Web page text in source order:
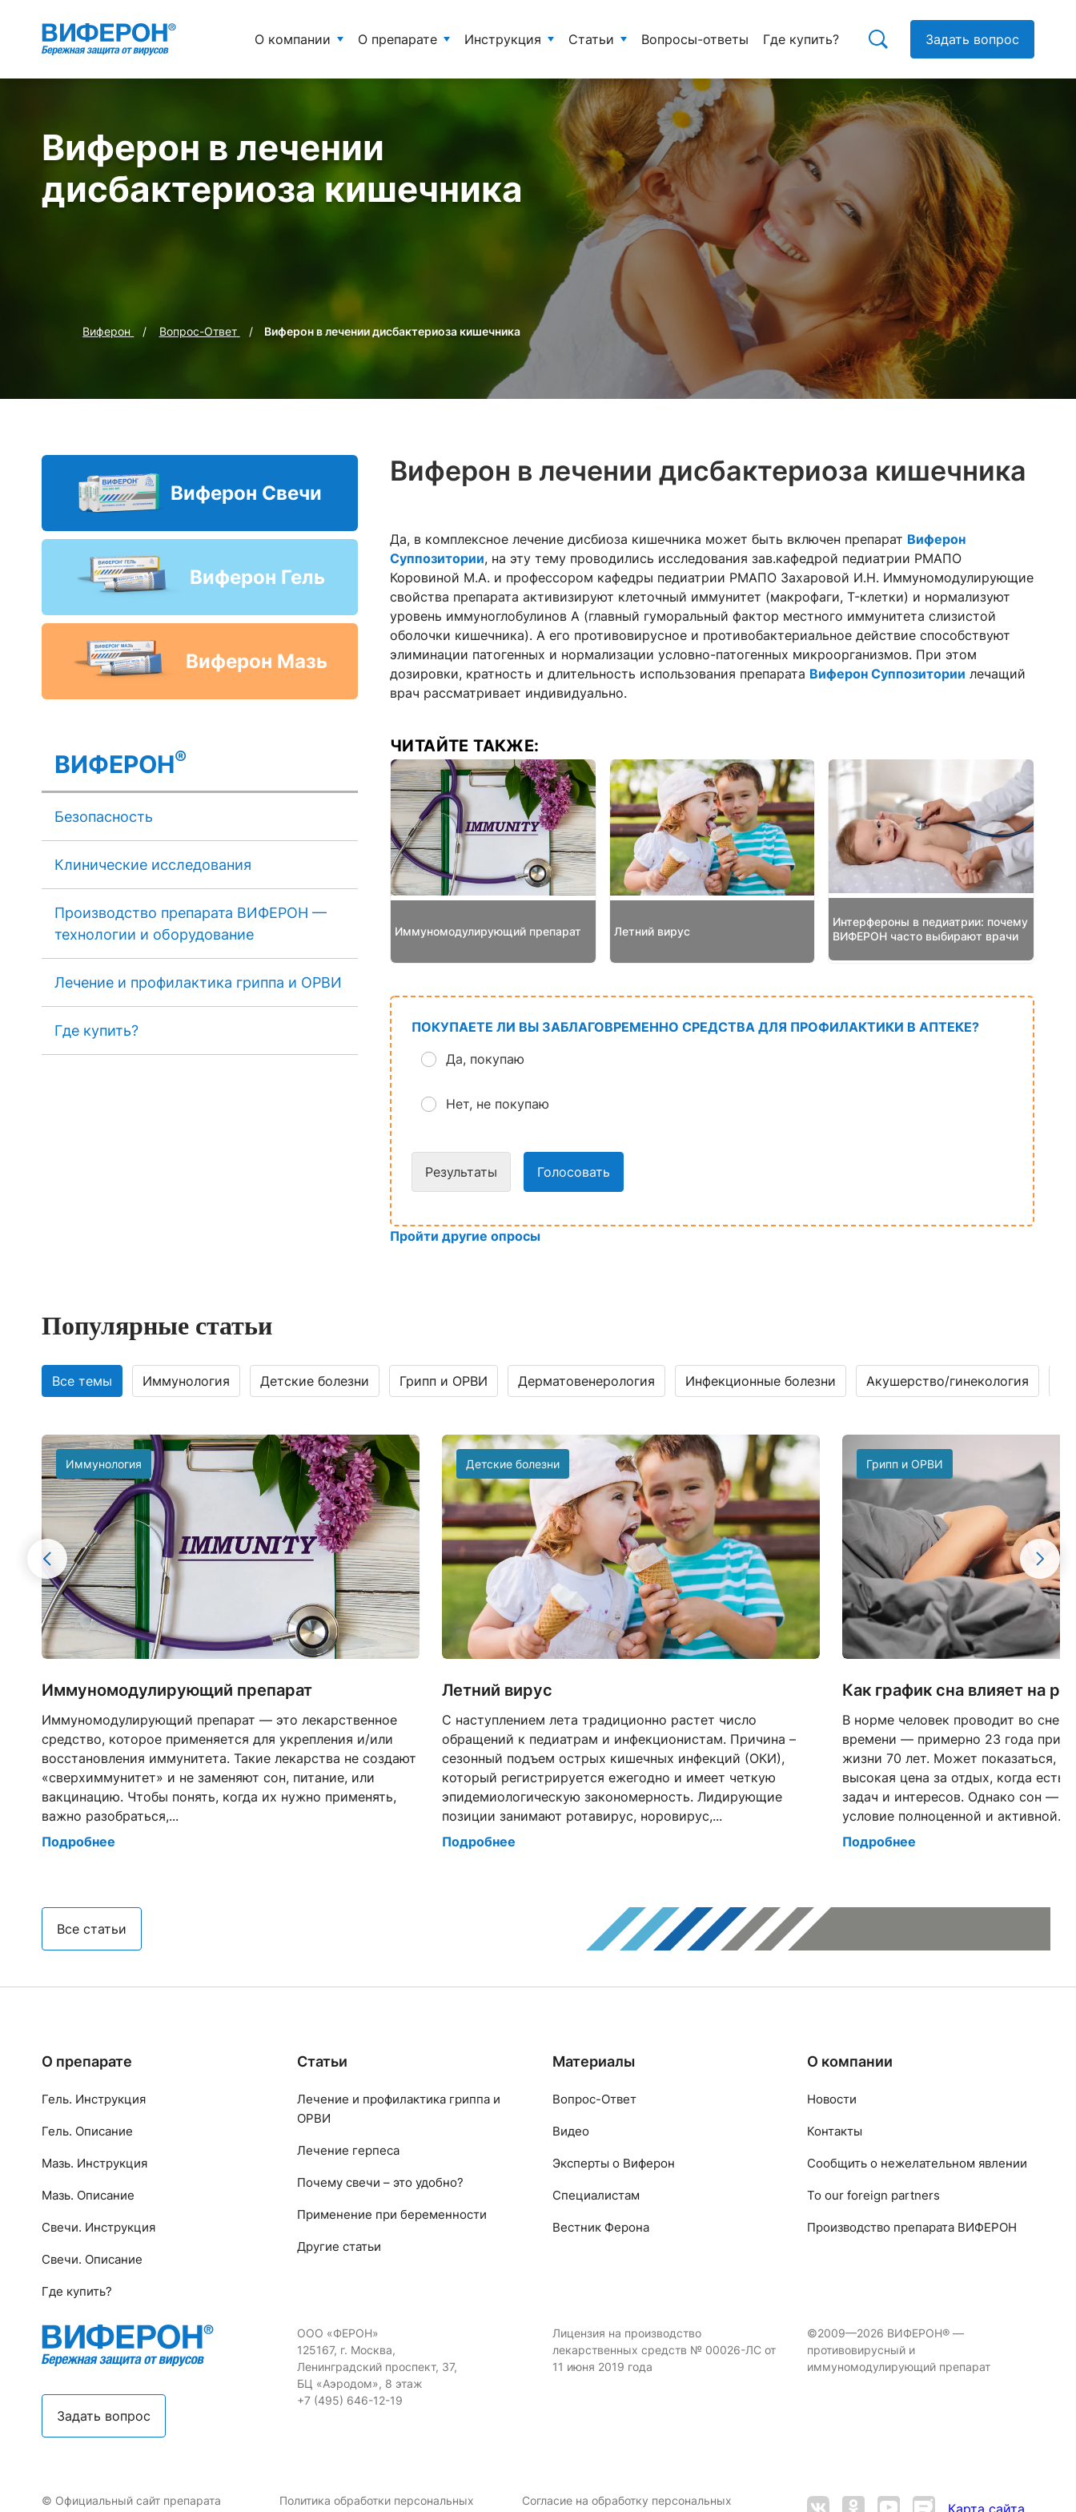
О компании О препарате Инструкция Статьи Вопросы-ответы Где купить? Задать вопрос
Виферон в лечении
дисбактериоза кишечника
Виферон Вопрос-Ответ Виферон в лечении дисбактериоза кишечника
Виферон Свечи
Виферон Гель
Виферон Мазь
ВИФЕРОН®
Безопасность
Клинические исследования
Производство препарата ВИФЕРОН —
технологии и оборудование
Лечение и профилактика гриппа и ОРВИ
Где купить?
Виферон в лечении дисбактериоза кишечника
Да, в комплексное лечение дисбиоза кишечника может быть включен препарат Виферон
Суппозитории, на эту тему проводились исследования зав.кафедрой педиатрии РМАПО
Коровиной М.А. и профессором кафедры педиатрии РМАПО Захаровой И.Н. Иммуномодулирующие
свойства препарата активизируют клеточный иммунитет (макрофаги, T-клетки) и нормализуют
уровень иммуноглобулинов А (главный гуморальный фактор местного иммунитета слизистой
оболочки кишечника). А его противовирусное и противобактериальное действие способствуют
элиминации патогенных и нормализации условно-патогенных микроорганизмов. При этом
дозировки, кратность и длительность использования препарата Виферон Суппозитории лечащий
врач рассматривает индивидуально.
ЧИТАЙТЕ ТАКЖЕ:
Иммуномодулирующий препарат Летний вирус
Интерфероны в педиатрии: почему
ВИФЕРОН часто выбирают врачи
ПОКУПАЕТЕ ЛИ ВЫ ЗАБЛАГОВРЕМЕННО СРЕДСТВА ДЛЯ ПРОФИЛАКТИКИ В АПТЕКЕ?
Да, покупаю
Нет, не покупаю
Результаты Голосовать
Пройти другие опросы
Популярные статьи
Все темы Иммунология Детские болезни Грипп и ОРВИ Дерматовенерология Инфекционные болезни Акушерство/гинекология
Иммунология
Иммуномодулирующий препарат
Иммуномодулирующий препарат — это лекарственное
средство, которое применяется для укрепления и/или
восстановления иммунитета. Такие лекарства не создают
«сверхиммунитет» и не заменяют сон, питание, или
вакцинацию. Чтобы понять, когда их нужно применять,
важно разобраться,...
Подробнее
Детские болезни
Летний вирус
С наступлением лета традиционно растет число
обращений к педиатрам и инфекционистам. Причина –
сезонный подъем острых кишечных инфекций (ОКИ),
который регистрируется ежегодно и имеет четкую
эпидемиологическую закономерность. Лидирующие
позиции занимают ротавирус, норовирус,...
Подробнее
Грипп и ОРВИ
Как график сна влияет на
В норме человек проводит во сне
времени — примерно 23 года при
жизни 70 лет. Может показаться,
высокая цена за отдых, когда есть
задач и интересов. Однако сон —
условие полноценной и активной...
Подробнее
Все статьи
О препарате
Гель. Инструкция
Гель. Описание
Мазь. Инструкция
Мазь. Описание
Свечи. Инструкция
Свечи. Описание
Где купить?
Статьи
Лечение и профилактика гриппа и
ОРВИ
Лечение герпеса
Почему свечи – это удобно?
Применение при беременности
Другие статьи
Материалы
Вопрос-Ответ
Видео
Эксперты о Виферон
Специалистам
Вестник Ферона
О компании
Новости
Контакты
Сообщить о нежелательном явлении
To our foreign partners
Производство препарата ВИФЕРОН
Задать вопрос
ООО «ФЕРОН»
125167, г. Москва,
Ленинградский проспект, 37,
БЦ «Аэродом», 8 этаж
+7 (495) 646-12-19
Лицензия на производство
лекарственных средств № 00026-ЛС от
11 июня 2019 года
©2009—2026 ВИФЕРОН® —
противовирусный и
иммуномодулирующий препарат
© Официальный сайт препарата
Политика обработки персональных
Согласие на обработку персональных